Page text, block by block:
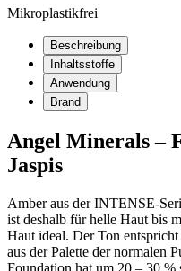
Mikroplastikfrei
Beschreibung
Inhaltsstoffe
Anwendung
Brand
Angel Minerals –
Jaspis
Amber aus der INTENSE-
ist deshalb für helle Haut bis
Haut ideal. Der Ton
aus der Palette der normalen
Foundation hat um 20 – 30